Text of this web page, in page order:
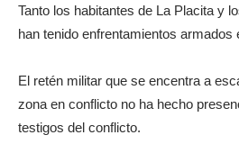
Tanto los habitantes de La Placita y
han tenido enfrentamientos armados
El retén militar que se encentra a
zona en conflicto no ha hecho
testigos del conflicto.